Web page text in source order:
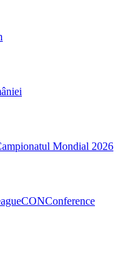
Mondial 2026
CONConference